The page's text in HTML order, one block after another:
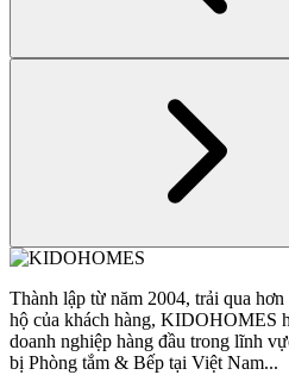
Thành lập từ năm 2004, trải qua
hộ của khách hàng, KIDOHOMES
doanh nghiệp hàng đầu trong lĩnh
bị Phòng tắm & Bếp tại Việt Nam...